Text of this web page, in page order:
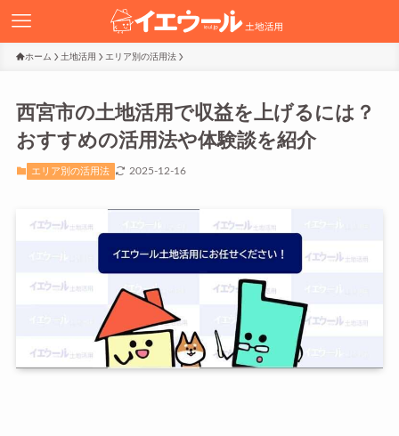
ホーム 土地活用 エリア別の活用法
西宮市の土地活用で収益を上げるには？
おすすめの活用法や体験談を紹介
エリア別の活用法 2025-12-16